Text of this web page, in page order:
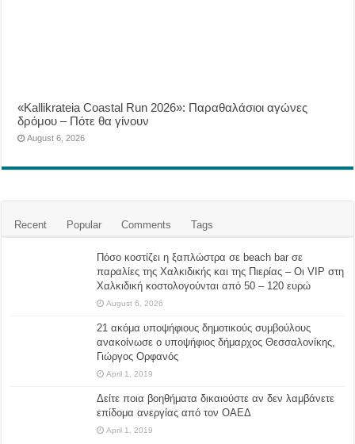
«Kallikrateia Coastal Run 2026»: Παραθαλάσιοι αγώνες
δρόμου – Πότε θα γίνουν
August 6, 2026
Recent Popular Comments Tags
Πόσο κοστίζει η ξαπλώστρα σε beach bar σε
παραλίες της Χαλκιδικής και της Πιερίας – Οι VIP στη
Χαλκιδική κοστολογούνται από 50 – 120 ευρώ
August 6, 2026
21 ακόμα υποψήφιους δημοτικούς συμβούλους
ανακοίνωσε ο υποψήφιος δήμαρχος Θεσσαλονίκης,
Γιώργος Ορφανός
April 1, 2019
Δείτε ποια βοηθήματα δικαιούστε αν δεν λαμβάνετε
επίδομα ανεργίας από τον ΟΑΕΔ
April 1, 2019